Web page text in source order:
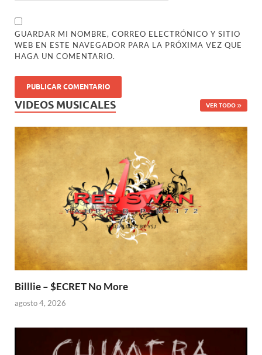
GUARDAR MI NOMBRE, CORREO ELECTRÓNICO Y SITIO
WEB EN ESTE NAVEGADOR PARA LA PRÓXIMA VEZ QUE
HAGA UN COMENTARIO.
VIDEOS MUSICALES VER TODO
Billlie – $ECRET No More
agosto 4, 2026